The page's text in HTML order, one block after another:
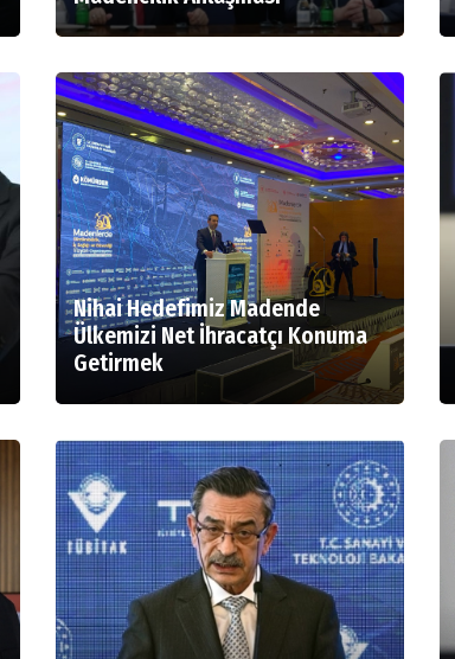
Nihai Hedefimiz Madende
Ülkemizi Net İhracatçı Konuma
Getirmek